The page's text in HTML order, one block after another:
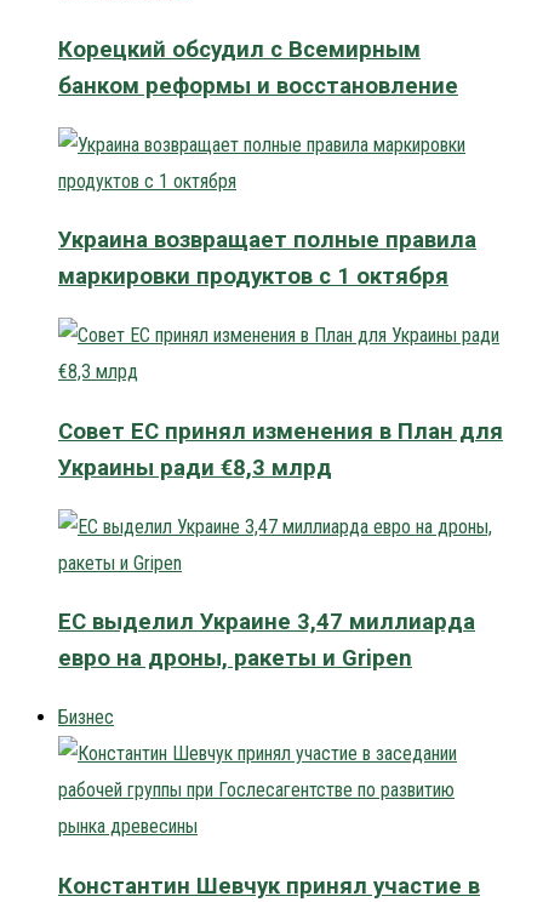
Корецкий обсудил с Всемирным
банком реформы и восстановление
Украина возвращает полные правила
маркировки продуктов с 1 октября
Совет ЕС принял изменения в План для
Украины ради €8,3 млрд
ЕС выделил Украине 3,47 миллиарда
евро на дроны, ракеты и Gripen
Бизнес
Константин Шевчук принял участие в